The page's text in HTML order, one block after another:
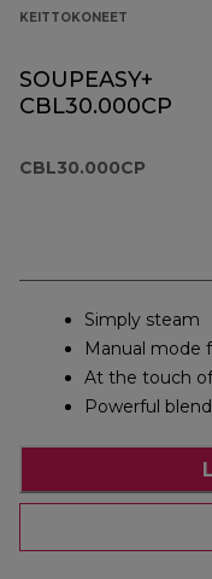
KEITTOKONEET
SOUPEASY+
CBL30.000CP
CBL30.000CP
Simply steam
Manual mode
At the touch
Powerful